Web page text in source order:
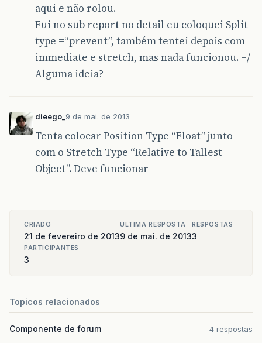
aqui e não rolou.
Fui no sub report no detail eu coloquei Split
type =“prevent”, também tentei depois com
immediate e stretch, mas nada funcionou. =/
Alguma ideia?
dieego_ 9 de mai. de 2013
Tenta colocar Position Type “Float” junto
com o Stretch Type “Relative to Tallest
Object”. Deve funcionar
CRIADO
21 de fevereiro de 2013
ULTIMA RESPOSTA
9 de mai. de 2013
RESPOSTAS
3
PARTICIPANTES
3
Topicos relacionados
Componente de forum 4 respostas